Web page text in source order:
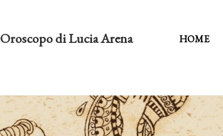
Oroscopo di Lucia Arena HOME